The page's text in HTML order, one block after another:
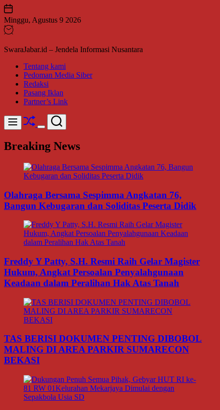
Skip
to
content
Minggu, Agustus 9 2026
SwaraJabar.id – Jendela Informasi Nusantara
Tentang kami
Pedoman Media Siber
Redaksi
Pasang Iklan
Partner’s Link
Menu Shuffle
Switch
mode
Search
Breaking News
Olahraga Bersama Sespimma Angkatan 76,
Bangun Kebugaran dan Soliditas Peserta Didik
Freddy Y Patty, S.H. Resmi Raih Gelar Magister
Hukum, Angkat Persoalan Penyalahgunaan
Keadaan dalam Peralihan Hak Atas Tanah
TAS BERISI DOKUMEN PENTING DIBOBOL
MALING DI AREA PARKIR SUMARECON
BEKASI